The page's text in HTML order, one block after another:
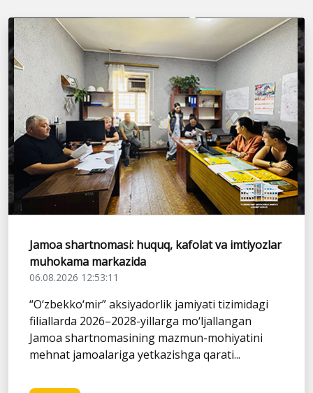
Jamoa shartnomasi: huquq, kafolat va imtiyozlar
muhokama markazida
06.08.2026 12:53:11
“O‘zbekko‘mir” aksiyadorlik jamiyati tizimidagi
filiallarda 2026–2028-yillarga mo‘ljallangan
Jamoa shartnomasining mazmun-mohiyatini
mehnat jamoalariga yetkazishga qarati...